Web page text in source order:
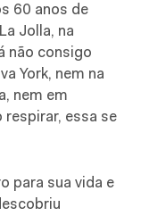
60 anos de
Jolla, na
não consigo
York, nem na
nem em
respirar, essa se
para sua vida e